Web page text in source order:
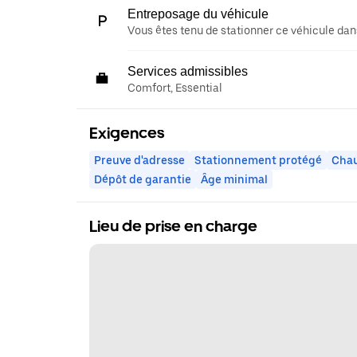
Entreposage du véhicule
Vous êtes tenu de stationner ce véhicule
Services admissibles
Comfort, Essential
Exigences
Preuve d'adresse Stationnement protégé
Dépôt de garantie
Âge minimal
Lieu de prise en charge